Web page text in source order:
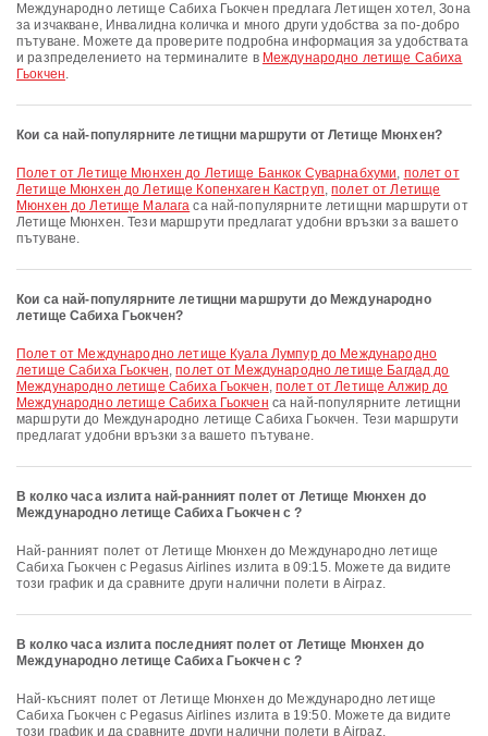
Международно летище Сабиха Гьокчен предлага Летищен хотел, Зона
за изчакване, Инвалидна количка и много други удобства за по-добро
пътуване. Можете да проверите подробна информация за удобствата
и разпределението на терминалите в Международно летище Сабиха
Гьокчен.
Кои са най-популярните летищни маршрути от Летище Мюнхен?
полет от Летище Мюнхен до Летище Банкок Суварнабхуми, полет от
Летище Мюнхен до Летище Копенхаген Каструп,полет от Летище
Мюнхен до Летище Малага са най-популярните летищни маршрути от
Летище Мюнхен. Тези маршрути предлагат удобни връзки за вашето
пътуване.
Кои са най-популярните летищни маршрути до Международно
летище Сабиха Гьокчен?
полет от Международно летище Куала Лумпур до Международно
летище Сабиха Гьокчен,полет от Международно летище Багдад до
Международно летище Сабиха Гьокчен,полет от Летище Алжир до
Международно летище Сабиха Гьокчен са най-популярните летищни
маршрути до Международно летище Сабиха Гьокчен. Тези маршрути
предлагат удобни връзки за вашето пътуване.
В колко часа излита най-ранният полет от Летище Мюнхен до
Международно летище Сабиха Гьокчен с ?
Най-ранният полет от Летище Мюнхен до Международно летище
Сабиха Гьокчен с Pegasus Airlines излита в 09:15. Можете да видите
този график и да сравните други налични полети в Airpaz.
В колко часа излита последният полет от Летище Мюнхен до
Международно летище Сабиха Гьокчен с ?
Най-късният полет от Летище Мюнхен до Международно летище
Сабиха Гьокчен с Pegasus Airlines излита в 19:50. Можете да видите
този график и да сравните други налични полети в Airpaz.